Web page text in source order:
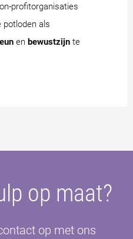
profitorganisaties
potloden als
en bewustzijn te
op maat?
op met ons